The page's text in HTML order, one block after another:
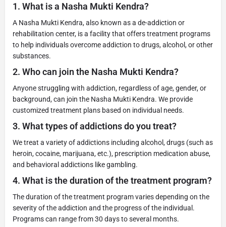
1. What is a Nasha Mukti Kendra?
A Nasha Mukti Kendra, also known as a de-addiction or
rehabilitation center, is a facility that offers treatment programs
to help individuals overcome addiction to drugs, alcohol, or other
substances.
2. Who can join the Nasha Mukti Kendra?
Anyone struggling with addiction, regardless of age, gender, or
background, can join the Nasha Mukti Kendra. We provide
customized treatment plans based on individual needs.
3. What types of addictions do you treat?
We treat a variety of addictions including alcohol, drugs (such as
heroin, cocaine, marijuana, etc.), prescription medication abuse,
and behavioral addictions like gambling.
4. What is the duration of the treatment program?
The duration of the treatment program varies depending on the
severity of the addiction and the progress of the individual.
Programs can range from 30 days to several months.